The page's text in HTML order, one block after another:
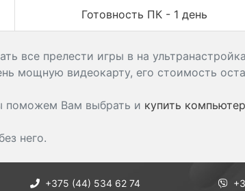
Готовность ПК - 1 день
все прелести игры в на
мощную видеокарту, его стоимость
поможем Вам выбрать и купить компьютер
него.
+375 (44) 534 62 74